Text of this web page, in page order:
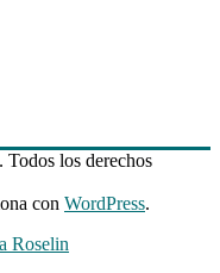
. Todos los derechos
con WordPress.
Roselin